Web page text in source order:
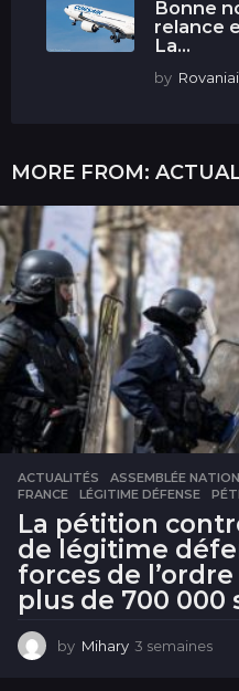
Bonne
relance
La...
by
MORE FROM:
ACTUALITÉS ASSEMBLÉE
FRANCE
,LÉGITIME DÉFENSE ,
La pétition
de légitime
forces de
plus de 700 000
by Mihary 3 semaines